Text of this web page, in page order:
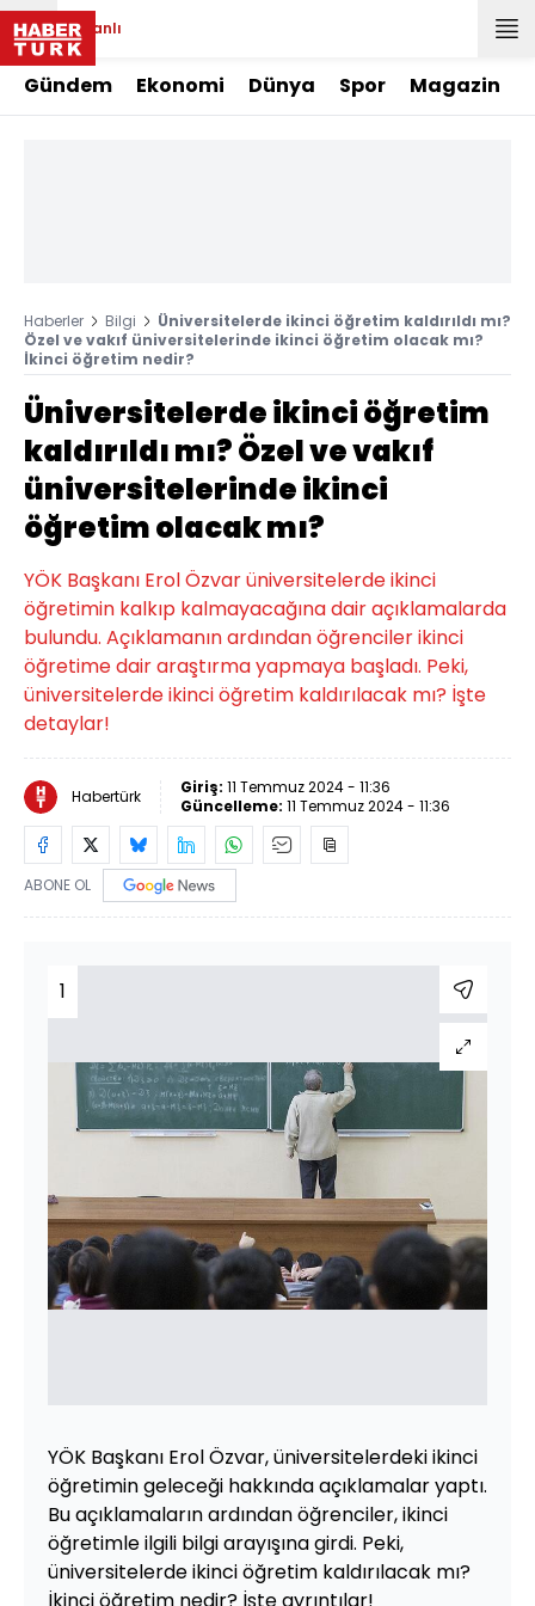
Canlı
Gündem Ekonomi Dünya Spor Magazin
Haberler Bilgi
Üniversitelerde ikinci öğretim kaldırıldı mı?
Özel ve vakıf üniversitelerinde ikinci öğretim olacak mı?
İkinci öğretim nedir?
Üniversitelerde ikinci öğretim
kaldırıldı mı? Özel ve vakıf
üniversitelerinde ikinci
öğretim olacak mı?
YÖK Başkanı Erol Özvar üniversitelerde ikinci
öğretimin kalkıp kalmayacağına dair açıklamalarda
bulundu. Açıklamanın ardından öğrenciler ikinci
öğretime dair araştırma yapmaya başladı. Peki,
üniversitelerde ikinci öğretim kaldırılacak mı? İşte
detaylar!
Habertürk Giriş: 11 Temmuz 2024 - 11:36
Güncelleme: 11 Temmuz 2024 - 11:36
ABONE OL
1
YÖK Başkanı Erol Özvar, üniversitelerdeki ikinci
öğretimin geleceği hakkında açıklamalar yaptı.
Bu açıklamaların ardından öğrenciler, ikinci
öğretimle ilgili bilgi arayışına girdi. Peki,
üniversitelerde ikinci öğretim kaldırılacak mı?